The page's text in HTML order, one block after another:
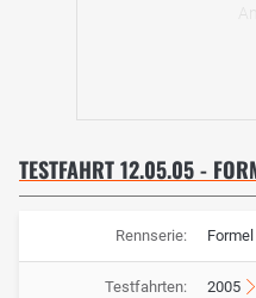
Rennserie: Formel
Testfahrten: 2005